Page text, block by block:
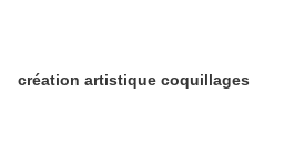
création artistique coquillages